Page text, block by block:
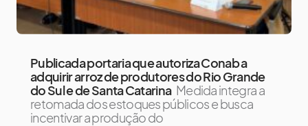
Publicada portaria que autoriza Conab a
adquirir arroz de produtores do Rio Grande
do Sul e de Santa Catarina Medida integra a
retomada dos estoques públicos e busca
incentivar a produção do